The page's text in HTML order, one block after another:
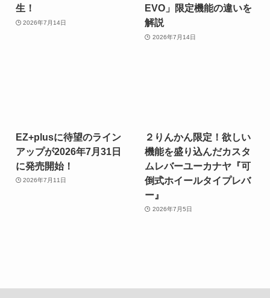
生！
2026年7月14日
EVO」限定機能の違いを
解説
2026年7月14日
EZ+plusに待望のライン
アップが2026年7月31日
に発売開始！
2026年7月11日
２りんかん限定！欲しい
機能を盛り込んだカスタ
ムレバーユーカナヤ『可
倒式ホイールタイプレバ
ー』
2026年7月5日